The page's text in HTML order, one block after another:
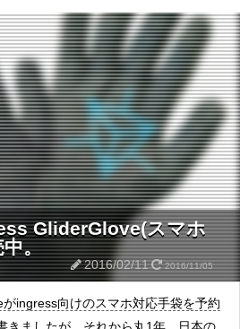
GliderGlove(スマホ
中。
2016/02/11 2016/11/05
ingress向けのスマホ対応手袋を予約